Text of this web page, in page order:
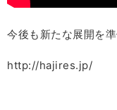
今後も新たな展開を準
http://hajires.jp/